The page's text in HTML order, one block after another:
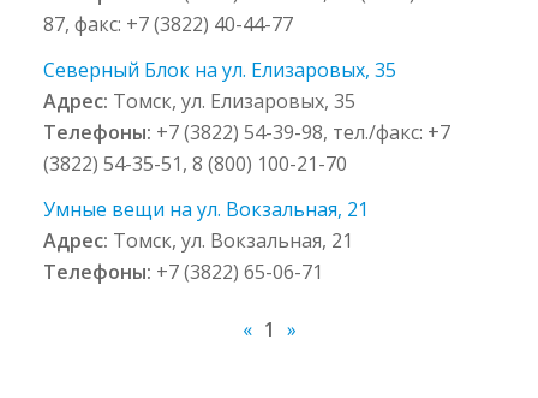
87, факс: +7 (3822) 40-44-77
Северный Блок на ул. Елизаровых, 35
Адрес: Томск, ул. Елизаровых, 35
Телефоны: +7 (3822) 54-39-98, тел./факс: +7
(3822) 54-35-51, 8 (800) 100-21-70
Умные вещи на ул. Вокзальная, 21
Адрес: Томск, ул. Вокзальная, 21
Телефоны: +7 (3822) 65-06-71
« 1 »